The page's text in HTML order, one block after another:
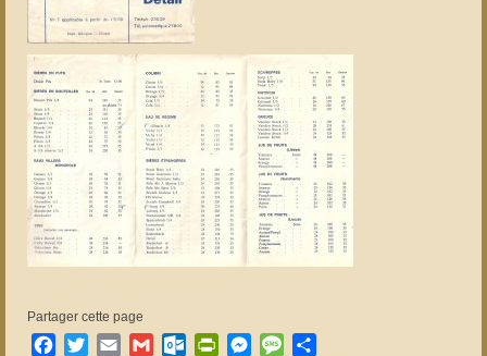
Partager cette page
Facebook
TwitterEmail GmailOutlook.com
PrintFriendly
Messenger
Message